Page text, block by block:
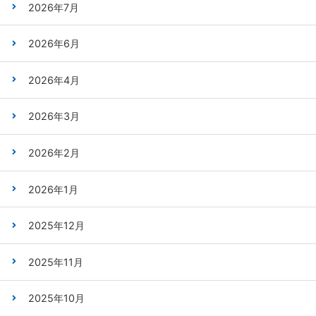
2026年7月
2026年6月
2026年4月
2026年3月
2026年2月
2026年1月
2025年12月
2025年11月
2025年10月